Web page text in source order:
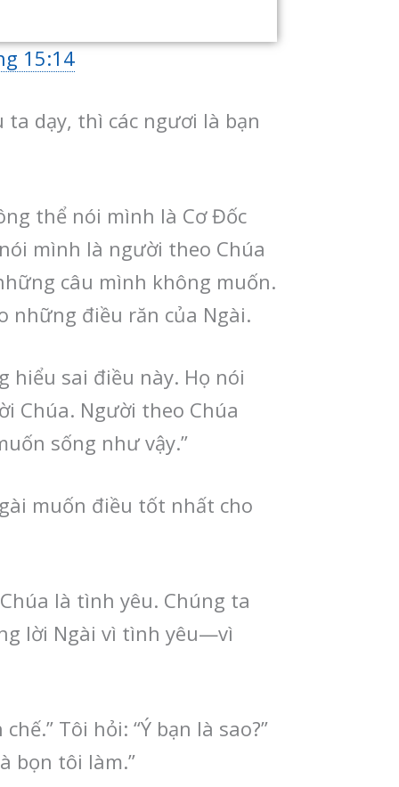
15:14
dạy, thì các ngươi là bạn
thể nói mình là Cơ Đốc
mình là người theo Chúa
câu mình không muốn.
những điều răn của Ngài.
hiểu sai điều này. Họ nói
Chúa. Người theo Chúa
sống như vậy.”
muốn điều tốt nhất cho
là tình yêu. Chúng ta
lời Ngài vì tình yêu—vì
Tôi hỏi: “Ý bạn là sao?”
bọn tôi làm.”